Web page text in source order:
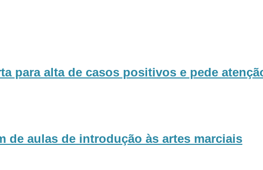
para alta de casos positivos e pede
de aulas de introdução às artes marciais